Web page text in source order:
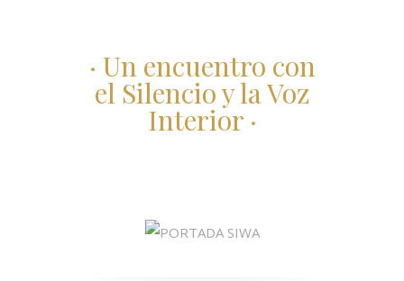
· Un encuentro con
el Silencio y la Voz
Interior ·